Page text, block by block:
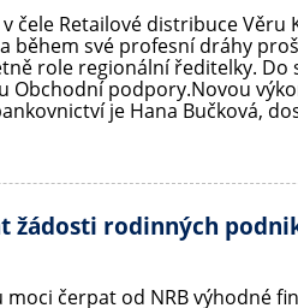
čele Retailové distribuce Věru
během své profesní dráhy
role regionální ředitelky. Do
Obchodní podpory.Novou
je Hana Bučková,
žádosti rodinných
čerpat od NRB výhodné